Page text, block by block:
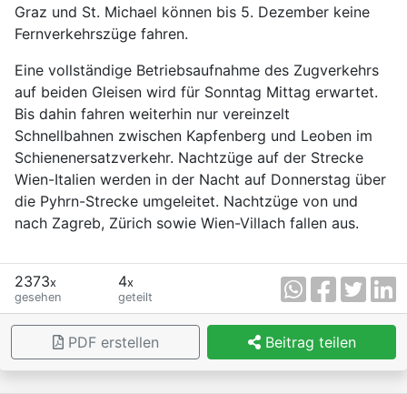
Graz und St. Michael können bis 5. Dezember keine
Fernverkehrszüge fahren.
Eine vollständige Betriebsaufnahme des Zugverkehrs
auf beiden Gleisen wird für Sonntag Mittag erwartet.
Bis dahin fahren weiterhin nur vereinzelt
Schnellbahnen zwischen Kapfenberg und Leoben im
Schienenersatzverkehr. Nachtzüge auf der Strecke
Wien-Italien werden in der Nacht auf Donnerstag über
die Pyhrn-Strecke umgeleitet. Nachtzüge von und
nach Zagreb, Zürich sowie Wien-Villach fallen aus.
2373x
gesehen
4x
geteilt
PDF erstellen Beitrag teilen